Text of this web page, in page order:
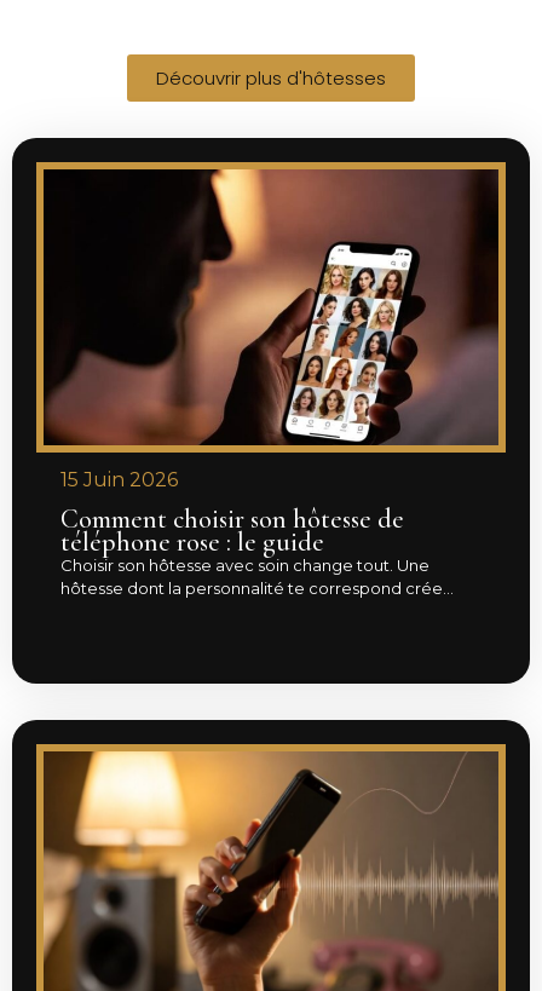
Découvrir plus d'hôtesses
15 Juin 2026
Comment choisir son hôtesse de
téléphone rose : le guide
Choisir son hôtesse avec soin change tout. Une
hôtesse dont la personnalité te correspond crée...